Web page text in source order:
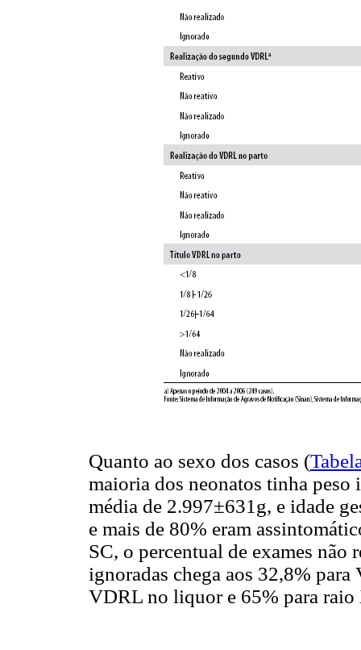
Quanto ao sexo dos casos (
maioria dos neonatos tinha
média de 2.997±631g, e idade
e mais de 80% eram
SC, o percentual de exames não
ignoradas chega aos 32,8%
VDRL no liquor e 65% para raio